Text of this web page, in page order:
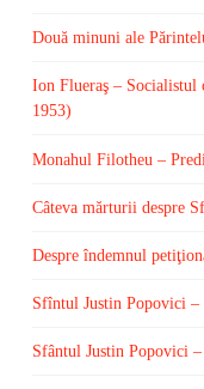
Două minuni ale
Ion Flueraş –
1953)
Monahul Filotheu –
Câteva mărturii despre
Despre îndemnul
Sfîntul Justin Popovici –
Sfântul Justin Popovici